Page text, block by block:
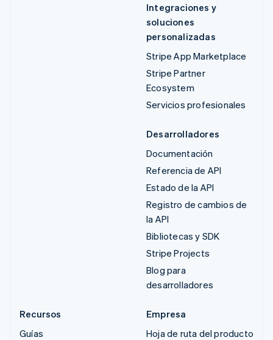
Integraciones y
soluciones
personalizadas
Stripe App Marketplace
Stripe Partner
Ecosystem
Servicios profesionales
Desarrolladores
Documentación
Referencia de API
Estado de la API
Registro de cambios de
la API
Bibliotecas y SDK
Stripe Projects
Blog para
desarrolladores
Recursos
Guías
Empresa
Hoja de ruta del producto